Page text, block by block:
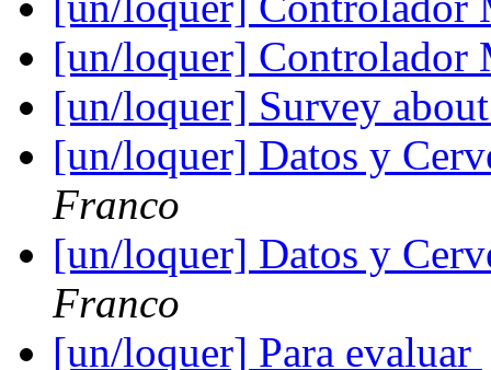
[un/loquer]
[un/loquer] Survey
[un/loquer] Datos y
Franco
[un/loquer] Datos y
Franco
[un/loquer] Para evaluar